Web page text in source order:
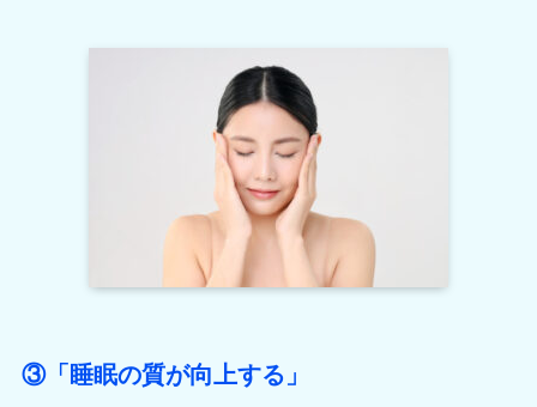
③「睡眠の質が向上する」